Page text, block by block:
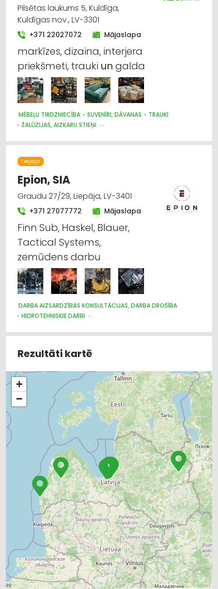
Pilsētas laukums 5, Kuldīga,
Kuldīgas nov., LV-3301
+371 22027072 Mājaslapa
markīzes, dizaina, interjera
priekšmeti, trauki un galda
MĒBEĻU TIRDZNIECĪBA SUVENĪRI, DĀVANAS
TRAUKI
ŽALŪZIJAS, AIZKARU STIEŅI
Liepāja
Epion, SIA
Graudu 27/29, Liepāja, LV-3401
+371 27077772 Mājaslapa
Finn Sub, Haskel, Blauer,
Tactical Systems,
zemūdens darbu
DARBA AIZSARDZĪBAS KONSULTĀCIJAS, DARBA DROŠĪBA
HIDROTEHNISKIE DARBI
VAIRUMTIRDZNIECĪBA
UN APAVI; TIRDZNIECĪBA
GUMIJAS IZSTRĀDĀJUMI
INSTRUMENTU UN DARBARĪKU TIRDZNIECĪBA
INSTRUMENTU UN DARBARĪKU VAIRUMTIRDZNIECĪBA
MEDICĪNAS TEHNIKA, INSTRUMENTI, PRECES UN PIEDERUMI
SPORTA UN TŪRISMA PREČU VAIRUMTIRDZNIECĪBA
TIRDZNIECĪBA: NETIEŠĀ
TIRDZNIECĪBAS STARPNIEKI
UGUNSDZĒSĪBAS UN UGUNSAIZSARDZĪBAS LĪDZEKĻI
VALSTS AIZSARDZĪBA, ARMIJA
Rezultāti kartē
+
−